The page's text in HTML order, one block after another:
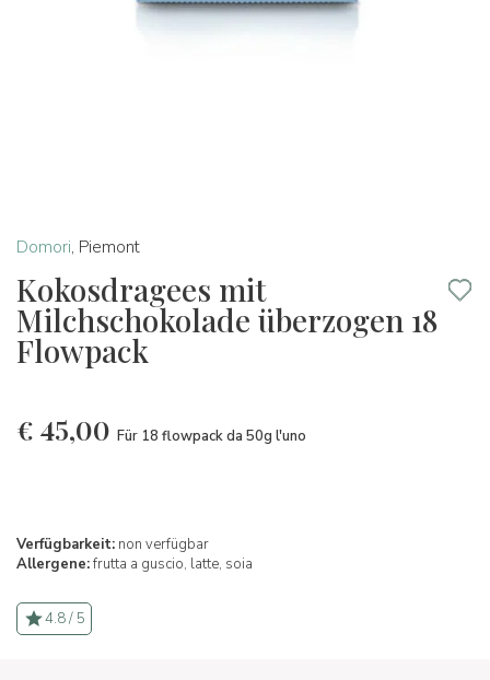
Domori, Piemont
Kokosdragees mit
Milchschokolade überzogen 18
Flowpack
€ 45,00 Für 18 flowpack da 50g l'uno
Verfügbarkeit: non verfügbar
Allergene:frutta a guscio, latte, soia
4.8 / 5